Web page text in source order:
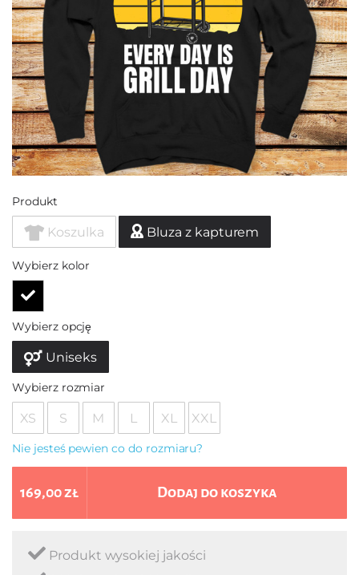
Produkt
Koszulka Bluza z kapturem
Wybierz kolor
Wybierz opcję
Uniseks
Wybierz rozmiar
XS S M L XL XXL
Nie jesteś pewien co do rozmiaru?
169,00 zł Dodaj do koszyka
Produkt wysokiej jakości